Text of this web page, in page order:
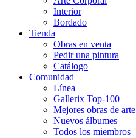
Interior
Bordado
Tienda
Obras en venta
Pedir una pintura
Catálogo
Comunidad
Línea
Gallerix Top-100
Mejores obras de arte
Nuevos álbumes
Todos los miembros